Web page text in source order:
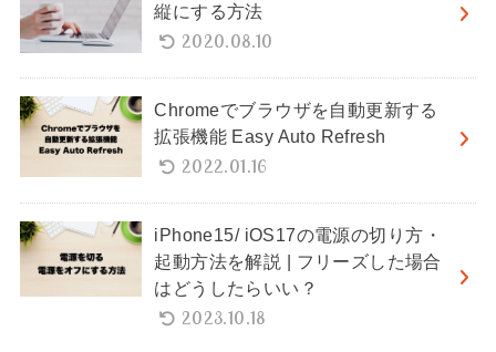
縦にする方法
2020.08.10
Chromeでブラウザを自動更新する
拡張機能 Easy Auto Refresh
2022.01.16
iPhone15/ iOS17の電源の切り方・
起動方法を解説 | フリーズした場合
はどうしたらいい？
2023.10.18